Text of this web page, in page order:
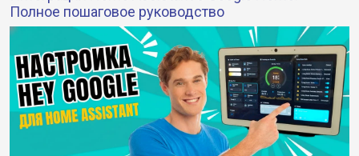
Полное пошаговое руководство